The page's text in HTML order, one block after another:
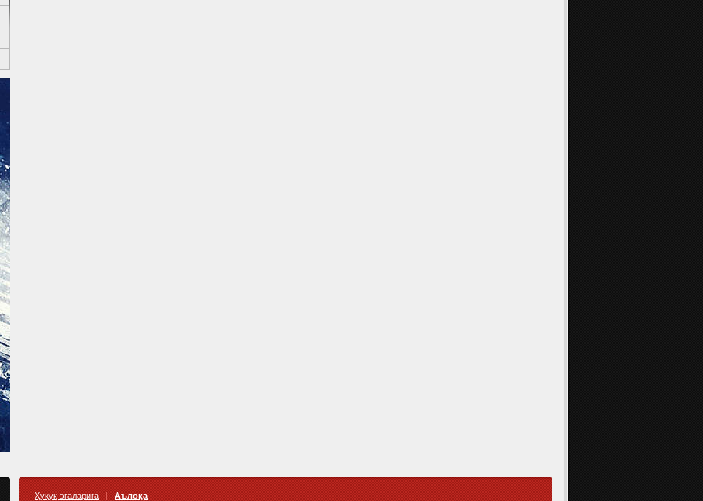
Ҳуқуқ эгаларига Аълоқа